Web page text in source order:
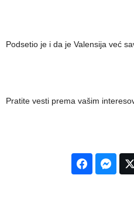
Podsetio je i da je Valensija već
Pratite vesti prema vašim